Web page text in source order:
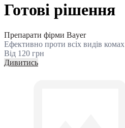
Готові рішення
Препарати фірми Bayer
Ефективно проти всіх видів комах
Від 120 грн
Дивитись